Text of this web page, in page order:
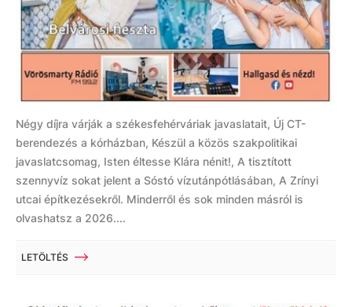
Négy díjra várják a székesfehérváriak javaslatait, Új CT-
berendezés a kórházban, Készül a közös szakpolitikai
javaslatcsomag, Isten éltesse Klára nénit!, A tisztított
szennyvíz sokat jelent a Sóstó vízutánpótlásában, A Zrínyi
utcai építkezésekről. Minderről és sok minden másról is
olvashatsz a 2026....
LETÖLTÉS